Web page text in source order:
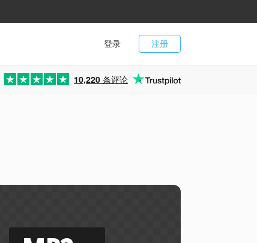
注册
登录
10,220 条评论